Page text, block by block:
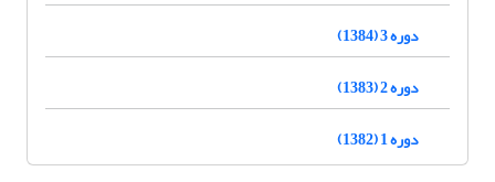
دوره 3 (1384)
دوره 2 (1383)
دوره 1 (1382)